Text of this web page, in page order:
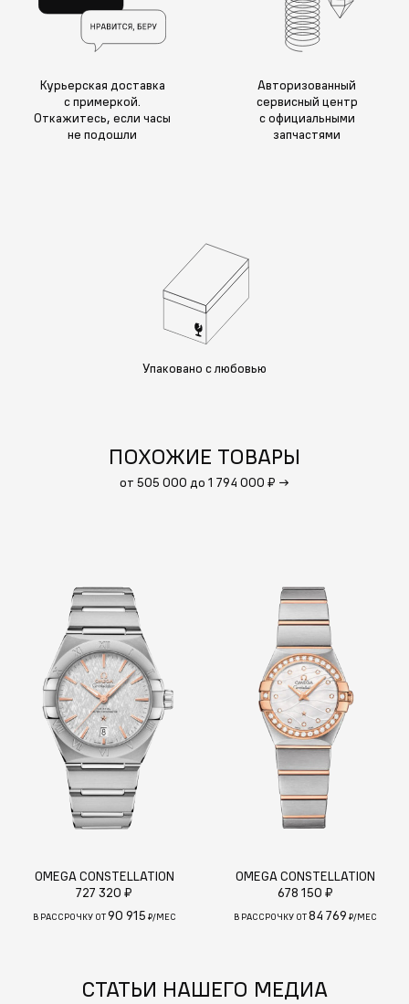
Курьерская доставка
с примеркой.
Откажитесь, если часы
не подошли
Авторизованный
сервисный центр
с официальными
запчастями
Упаковано с любовью
ПОХОЖИЕ ТОВАРЫ
от 505 000 до 1 794 000 ₽ →
OMEGA CONSTELLATION
727 320 ₽
В РАССРОЧКУ ОТ90 915 ₽/МЕС
OMEGA CONSTELLATION
678 150 ₽
В РАССРОЧКУ ОТ84 769 ₽/МЕС
СТАТЬИ НАШЕГО МЕДИА